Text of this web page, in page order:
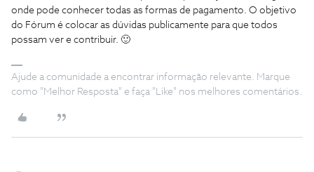
onde pode conhecer todas as formas de pagamento. O objetivo
do Fórum é colocar as dúvidas publicamente para que todos
possam ver e contribuir. 🙂
Ajude a comunidade a encontrar informação relevante. Marque
como "Melhor Resposta" e faça "Like" nos melhores comentários.